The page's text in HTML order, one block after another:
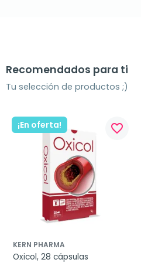
Recomendados para ti
Tu selección de productos ;)
¡En oferta! favorite_border
KERN PHARMA
Oxicol, 28 cápsulas